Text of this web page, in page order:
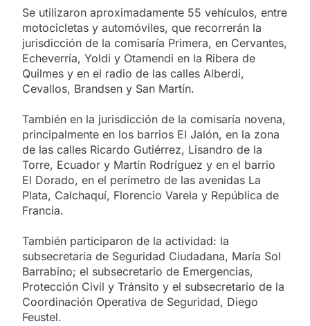
Se utilizaron aproximadamente 55 vehículos, entre
motocicletas y automóviles, que recorrerán la
jurisdicción de la comisaría Primera, en Cervantes,
Echeverría, Yoldi y Otamendi en la Ribera de
Quilmes y en el radio de las calles Alberdi,
Cevallos, Brandsen y San Martín.
También en la jurisdicción de la comisaría novena,
principalmente en los barrios El Jalón, en la zona
de las calles Ricardo Gutiérrez, Lisandro de la
Torre, Ecuador y Martín Rodríguez y en el barrio
El Dorado, en el perímetro de las avenidas La
Plata, Calchaquí, Florencio Varela y República de
Francia.
También participaron de la actividad: la
subsecretaria de Seguridad Ciudadana, María Sol
Barrabino; el subsecretario de Emergencias,
Protección Civil y Tránsito y el subsecretario de la
Coordinación Operativa de Seguridad, Diego
Feustel.